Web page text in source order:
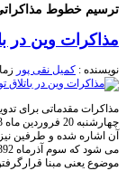
ترسیم خطوط مذاکراتی ایران و 1+ 5
مذاکرات وین در
نویسنده : کمیل نقی پور
آن اشاره شده و طرفین نیز
موضوع یعنی مبنا